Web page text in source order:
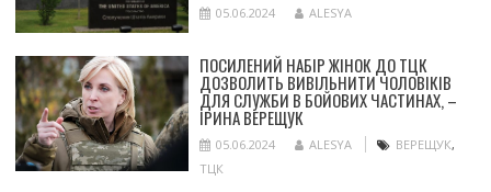
05.06.2024 ALESYA
ПОСИЛЕНИЙ НАБІР ЖІНОК ДО ТЦК
ДОЗВОЛИТЬ ВИВІЛЬНИТИ ЧОЛОВІКІВ
ДЛЯ СЛУЖБИ В БОЙОВИХ ЧАСТИНАХ, –
ІРИНА ВЕРЕЩУК
05.06.2024 ALESYA ВЕРЕЩУК,
ТЦК